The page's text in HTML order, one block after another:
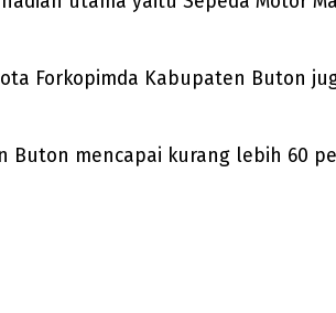
Forkopimda Kabupaten Buton
Buton mencapai kurang lebih 60